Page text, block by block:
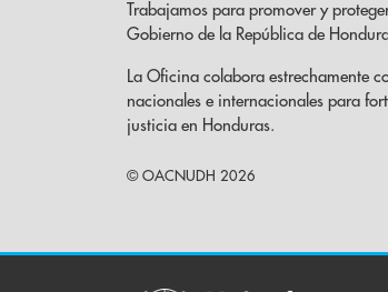
Trabajamos para promover y
Gobierno de la República de
La Oficina colabora estrechamente
nacionales e internacionales para
justicia en Honduras.
© OACNUDH 2026